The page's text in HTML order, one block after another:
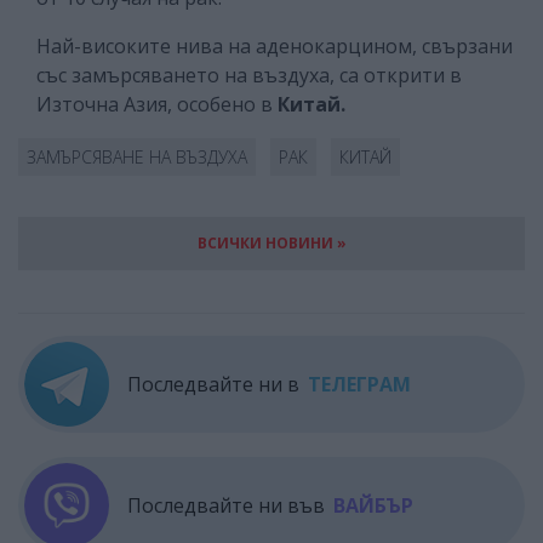
Най-високите нива на аденокарцином, свързани
със замърсяването на въздуха, са открити в
Източна Азия, особено в Китай.
ЗАМЪРСЯВАНЕ НА ВЪЗДУХА РАК КИТАЙ
ВСИЧКИ НОВИНИ »
Последвайте ни в ТЕЛЕГРАМ
Последвайте ни във ВАЙБЪР